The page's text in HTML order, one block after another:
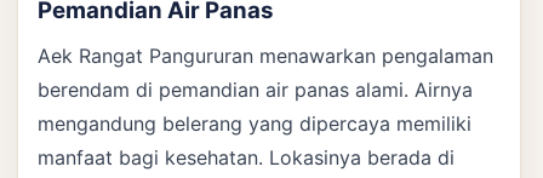
Pemandian Air Panas
Aek Rangat Pangururan menawarkan pengalaman
berendam di pemandian air panas alami. Airnya
mengandung belerang yang dipercaya memiliki
manfaat bagi kesehatan. Lokasinya berada di